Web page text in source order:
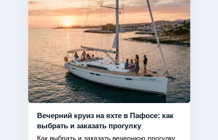
Вечерний круиз на яхте в Пафосе: как
выбрать и заказать прогулку
Как выбрать и заказать вечернюю прогулку